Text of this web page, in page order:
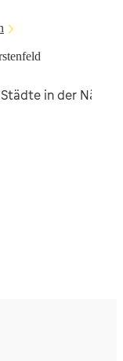
Städte in der Nähe